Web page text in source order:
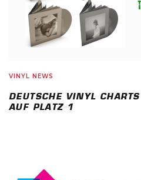
VINYL NEWS
DEUTSCHE VINYL
AUF PLATZ 1